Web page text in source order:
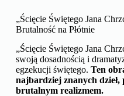
„Ścięcie Świętego Jana
Brutalność na Płótnie
„Ścięcie Świętego Jana
swoją dosadnością i
egzekucji świętego. Ten
najbardziej znanych dzieł,
brutalnym realizmem.